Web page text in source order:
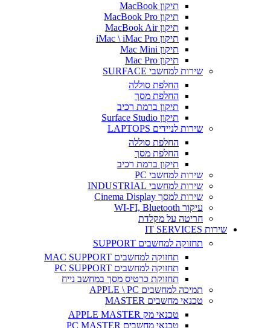
תיקון MacBook
תיקון MacBook Pro
תיקון MacBook Air
תיקון iMac \ iMac Pro
תיקון Mac Mini
תיקון Mac Pro
שירות למחשבי SURFACE
החלפת סוללה
החלפת מסך
תיקון ברמת רכיב
תיקון Surface Studio
שירות לניידים LAPTOPS
החלפת סוללה
החלפת מסך
תיקון ברמת רכיב
שירות למחשבי PC
שירות למחשבי INDUSTRIAL
שירות למסך Cinema Display
עיקור WI-FI, Bluetooth
חריטה על מקלדת
שירות IT SERVICES
תחזוקה למחשבים SUPPORT
תחזוקה למחשבים MAC SUPPORT
תחזוקה למחשבים PC SUPPORT
תחזוקת כרטיס מסך במחשב נייח
תמיכה למחשבים APPLE \ PC
טכנאי מחשבים MASTER
טכנאי מק APPLE MASTER
טכנאי מחשבים PC MASTER